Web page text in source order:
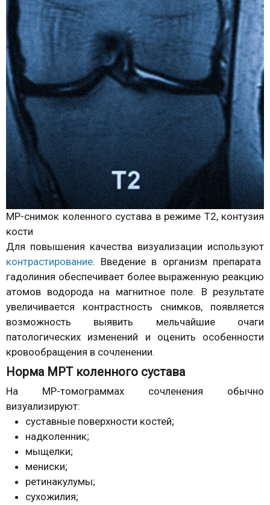
МР-снимок коленного сустава в режиме Т2, контузия
кости
Для повышения качества визуализации используют
контрастирование. Введение в организм препарата
гадолиния обеспечивает более выраженную реакцию
атомов водорода на магнитное поле. В результате
увеличивается контрастность снимков, появляется
возможность выявить мельчайшие очаги
патологических изменений и оценить особенности
кровообращения в сочленении.
Норма МРТ коленного сустава
На МР-томограммах сочленения обычно
визуализируют:
суставные поверхности костей;
надколенник;
мыщелки;
мениски;
ретинакулумы;
сухожилия;